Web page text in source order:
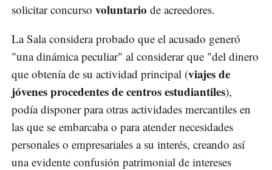
solicitar concurso voluntario de acreedores.
La Sala considera probado que el acusado generó
"una dinámica peculiar" al considerar que "del dinero
que obtenía de su actividad principal (viajes de
jóvenes procedentes de centros estudiantiles),
podía disponer para otras actividades mercantiles en
las que se embarcaba o para atender necesidades
personales o empresariales a su interés, creando así
una evidente confusión patrimonial de intereses